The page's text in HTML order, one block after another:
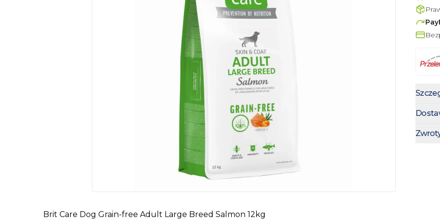
Brit Care Dog Grain-free Adult Large Breed Salmon 12kg